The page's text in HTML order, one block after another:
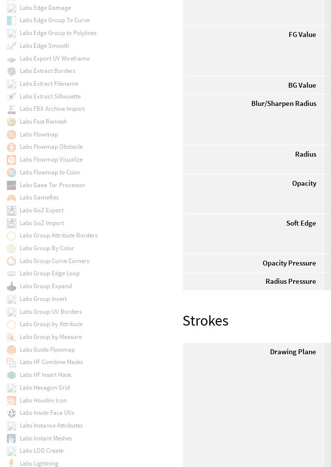
FG Value
BG Value
Blur/Sharpen Radius
Radius
Opacity
Soft Edge
Opacity Pressure
Radius Pressure
Strokes
Drawing Plane
Labs Edge Damage
Labs Edge Group To Curve
Labs Edge Group to Polylines
Labs Edge Smooth
Labs Export UV Wireframe
Labs Extract Borders
Labs Extract Filename
Labs Extract Silhouette
Labs FBX Archive Import
Labs Fast Remesh
Labs Flowmap
Labs Flowmap Obstacle
Labs Flowmap Visualize
Labs Flowmap to Color
Labs Gaea Tor Processor
Labs GameRes
Labs GoZ Export
Labs GoZ Import
Labs Group Attribute Borders
Labs Group By Color
Labs Group Curve Corners
Labs Group Edge Loop
Labs Group Expand
Labs Group Invert
Labs Group UV Borders
Labs Group by Attribute
Labs Group by Measure
Labs Guide Flowmap
Labs HF Combine Masks
Labs HF Insert Mask
Labs Hexagon Grid
Labs Houdini Icon
Labs Inside Face UVs
Labs Instance Attributes
Labs Instant Meshes
Labs LOD Create
Labs Lightning